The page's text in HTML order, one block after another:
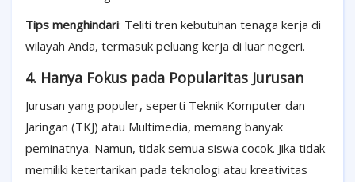
Tips menghindari: Teliti tren kebutuhan tenaga kerja di
wilayah Anda, termasuk peluang kerja di luar negeri.
4. Hanya Fokus pada Popularitas Jurusan
Jurusan yang populer, seperti Teknik Komputer dan
Jaringan (TKJ) atau Multimedia, memang banyak
peminatnya. Namun, tidak semua siswa cocok. Jika tidak
memiliki ketertarikan pada teknologi atau kreativitas